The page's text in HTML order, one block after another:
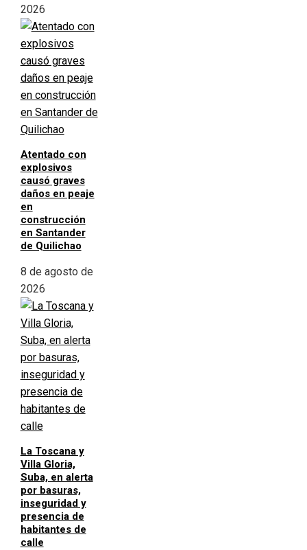
2026
Atentado con
explosivos
causó graves
daños en peaje
en
construcción
en Santander
de Quilichao
8 de agosto de
2026
La Toscana y
Villa Gloria,
Suba, en alerta
por basuras,
inseguridad y
presencia de
habitantes de
calle